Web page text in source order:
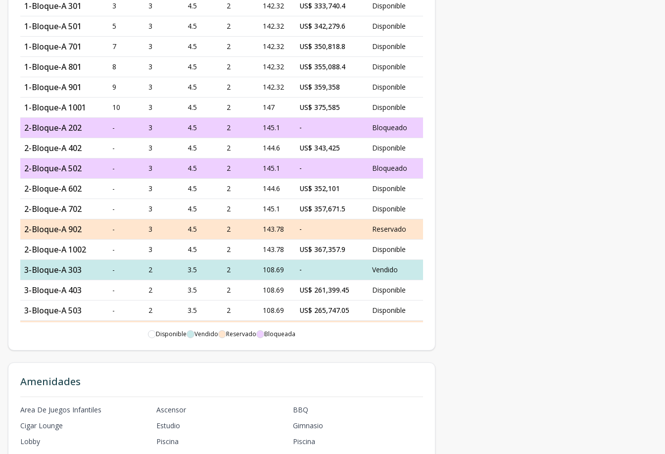
1-Bloque-A 301 3 3 4.5 2 142.32 US$ 333,740.4 Disponible
1-Bloque-A 501 5 3 4.5 2 142.32 US$ 342,279.6 Disponible
1-Bloque-A 701 7 3 4.5 2 142.32 US$ 350,818.8 Disponible
1-Bloque-A 801 8 3 4.5 2 142.32 US$ 355,088.4 Disponible
1-Bloque-A 901 9 3 4.5 2 142.32 US$ 359,358 Disponible
1-Bloque-A 1001 10 3 4.5 2 147 US$ 375,585 Disponible
2-Bloque-A 202 - 3 4.5 2 145.1 - Bloqueado
2-Bloque-A 402 - 3 4.5 2 144.6 US$ 343,425 Disponible
2-Bloque-A 502 - 3 4.5 2 145.1 - Bloqueado
2-Bloque-A 602 - 3 4.5 2 144.6 US$ 352,101 Disponible
2-Bloque-A 702 - 3 4.5 2 145.1 US$ 357,671.5 Disponible
2-Bloque-A 902 - 3 4.5 2 143.78 - Reservado
2-Bloque-A 1002 - 3 4.5 2 143.78 US$ 367,357.9 Disponible
3-Bloque-A 303 - 2 3.5 2 108.69 - Vendido
3-Bloque-A 403 - 2 3.5 2 108.69 US$ 261,399.45 Disponible
3-Bloque-A 503 - 2 3.5 2 108.69 US$ 265,747.05 Disponible
2 3.5 2 108.69
3-Bloque-A 903 - 2 3.5 2 108.69 - Vendido
1-Bloque-B 401 -
1-Bloque-B 501
Disponible Vendido Reservado Bloqueada
Amenidades
Area De Juegos Infantiles Ascensor
BBQ
Cigar Lounge
Estudio
Gimnasio
Lobby
Piscina
Piscina